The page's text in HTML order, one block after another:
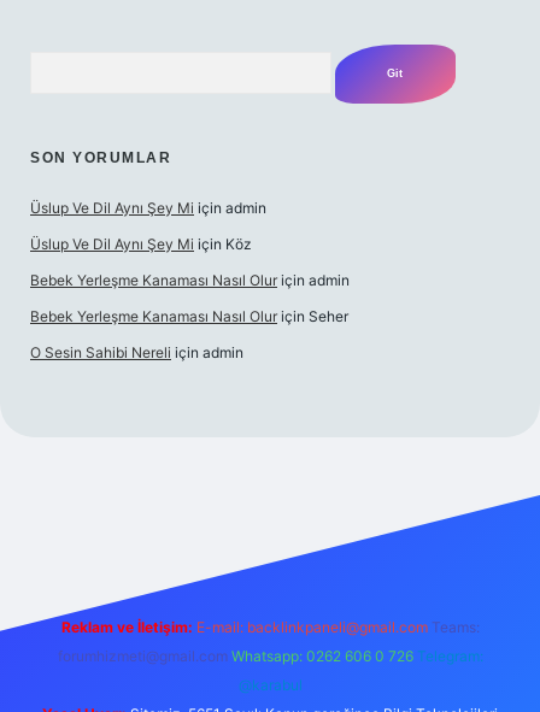
SON YORUMLAR
Üslup Ve Dil Aynı Şey Mi için admin
Üslup Ve Dil Aynı Şey Mi için Köz
Bebek Yerleşme Kanaması Nasıl Olur için admin
Bebek Yerleşme Kanaması Nasıl Olur için Seher
O Sesin Sahibi Nereli için admin
Reklam ve İletişim: E-mail: backlinkpaneli@gmail.com Teams:
forumhizmeti@gmail.com Whatsapp: 0262 606 0 726 Telegram:
@karabul